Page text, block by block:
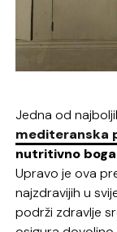
Jedna od
mediteranska
nutritivno
Upravo je ova
najzdravijih u
podrži zdravlje